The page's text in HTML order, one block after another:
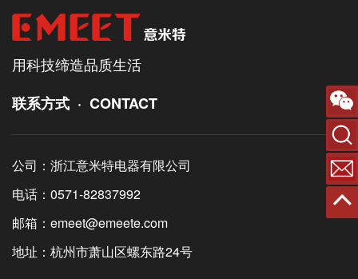
用科技缔造品质生活
联系方式 · CONTACT
公司：浙江意米特电器有限公司
电话：0571-82837992
邮箱：emeet@emeete.com
地址：杭州市萧山区螺东路24号
搜索
联
返